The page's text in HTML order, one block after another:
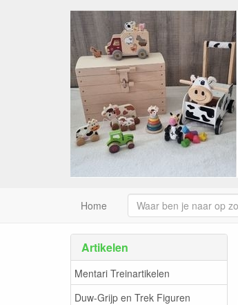
Home
Artikelen
Mentari Treinartikelen
Duw-Grijp en Trek Figuren